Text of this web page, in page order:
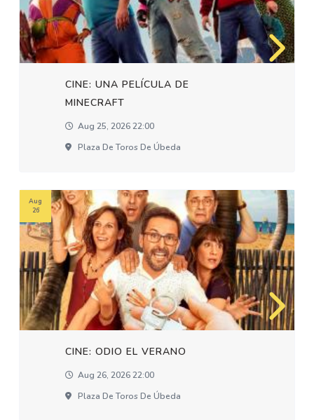
CINE: UNA PELÍCULA DE
MINECRAFT
Aug 25, 2026 22:00
Plaza De Toros De Úbeda
CINE: ODIO EL VERANO
Aug 26, 2026 22:00
Plaza De Toros De Úbeda
Aug
26